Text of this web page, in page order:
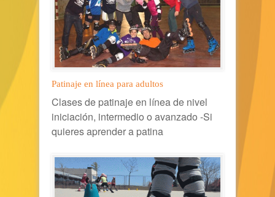
Patinaje en línea para adultos
Clases de patinaje en línea de nivel
iniciación, intermedio o avanzado -Si
quieres aprender a patina